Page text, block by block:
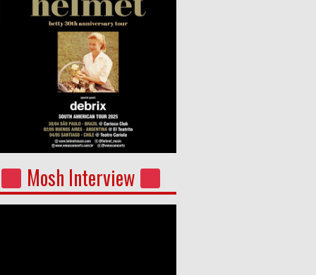
Mosh Interview